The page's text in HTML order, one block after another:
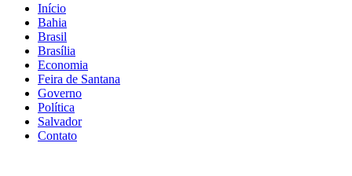
Início
Bahia
Brasil
Brasília
Economia
Feira de Santana
Governo
Política
Salvador
Contato